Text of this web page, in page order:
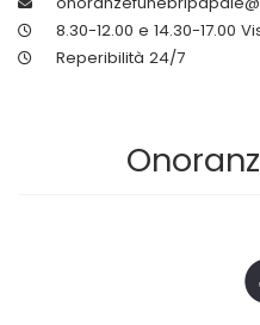
8.30-12.00 e 14.30-17.00
Reperibilità 24/7